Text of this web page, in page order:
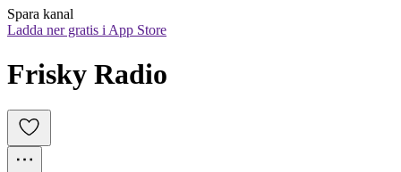
Spara kanal
Ladda ner gratis i App Store
Frisky Radio